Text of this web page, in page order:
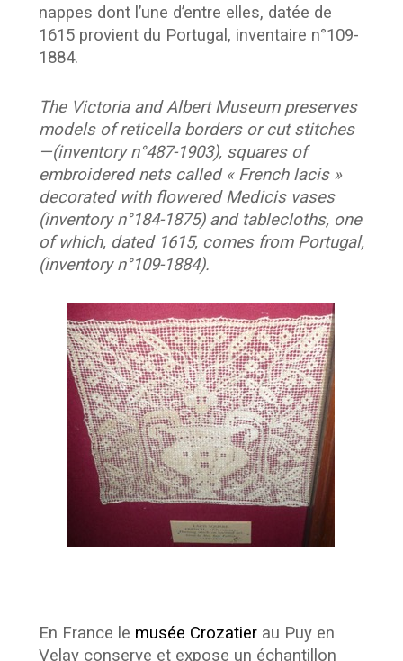
nappes dont l’une d’entre elles, datée de
1615 provient du Portugal, inventaire n°109-
1884.
The Victoria and Albert Museum preserves
models of reticella borders or cut stitches
—(inventory n°487-1903), squares of
embroidered nets called « French lacis »
decorated with flowered Medicis vases
(inventory n°184-1875) and tablecloths, one
of which, dated 1615, comes from Portugal,
(inventory n°109-1884).
En France le musée Crozatierau Puy en
Velay conserve et expose un échantillon